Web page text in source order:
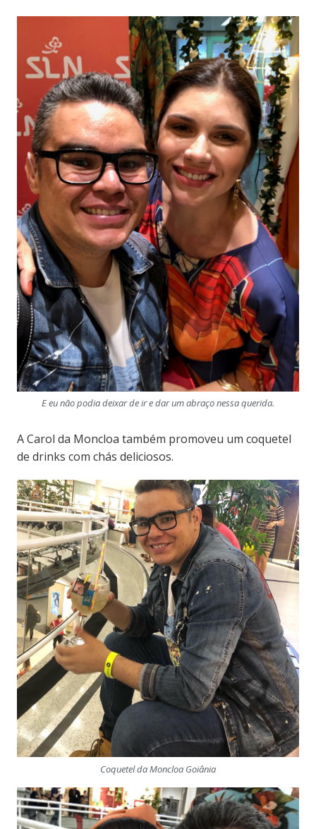
E eu não podia deixar de ir e dar um abraço nessa querida.
A Carol da Moncloa também promoveu um coquetel
de drinks com chás deliciosos.
Coquetel da Moncloa Goiânia